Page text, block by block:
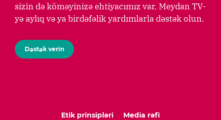
sizin də köməyinizə ehtiyacımız var. Meydan TV-
yə aylıq və ya birdəfəlik yardımlarla dəstək olun.
Dəstək verin
Etik prinsipləri
Media rəfi